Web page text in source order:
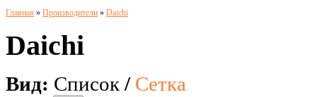
Главная » Производители » Daichi
Daichi
Вид: Список / Сетка